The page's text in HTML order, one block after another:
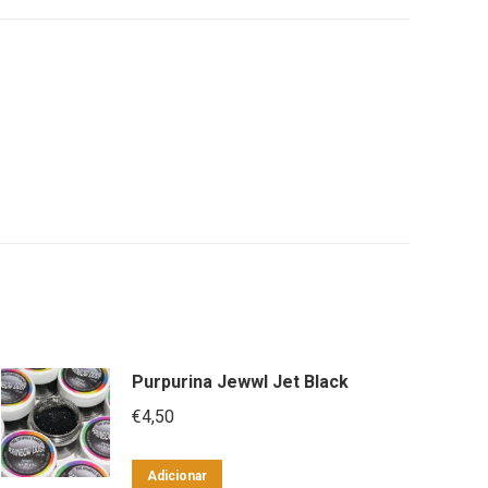
Purpurina Jewwl Jet Black
€4,50
Adicionar